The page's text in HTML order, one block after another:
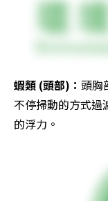
蝦類 (頭部)： 頭胸
不停掃動的方式過
的浮力。